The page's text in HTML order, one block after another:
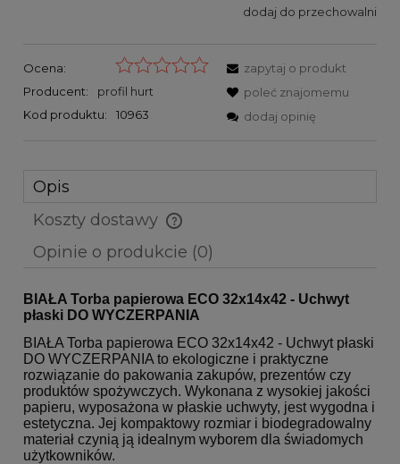
dodaj do przechowalni
Ocena:
Producent:
profil hurt
Kod produktu:
10963
zapytaj o produkt
poleć znajomemu
dodaj opinię
Opis
Koszty dostawy
Cena nie zawiera ewentualnych kosztów płatności
Opinie o produkcie (0)
BIAŁA Torba papierowa ECO 32x14x42 - Uchwyt
płaski DO WYCZERPANIA
BIAŁA Torba papierowa ECO 32x14x42 - Uchwyt płaski
DO WYCZERPANIA to ekologiczne i praktyczne
rozwiązanie do pakowania zakupów, prezentów czy
produktów spożywczych. Wykonana z wysokiej jakości
papieru, wyposażona w płaskie uchwyty, jest wygodna i
estetyczna. Jej kompaktowy rozmiar i biodegradowalny
materiał czynią ją idealnym wyborem dla świadomych
użytkowników.